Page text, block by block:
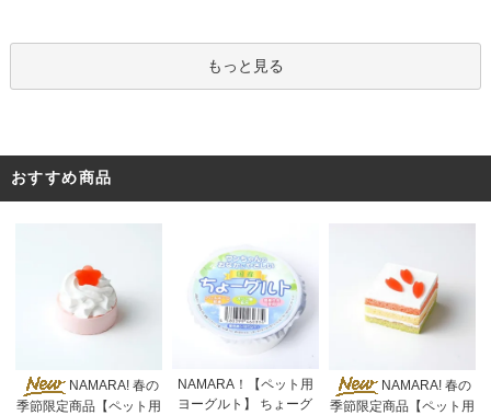
もっと見る
おすすめ商品
NAMARA! 春の
季節限定商品【ペット用
NAMARA！【ペット用
ヨーグルト】 ちょーグ
NAMARA! 春の
季節限定商品【ペット用